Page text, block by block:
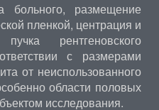
больного, размещение
пленкой, центрация и
рентгеновского
с размерами
от неиспользованного
области половых
исследования.